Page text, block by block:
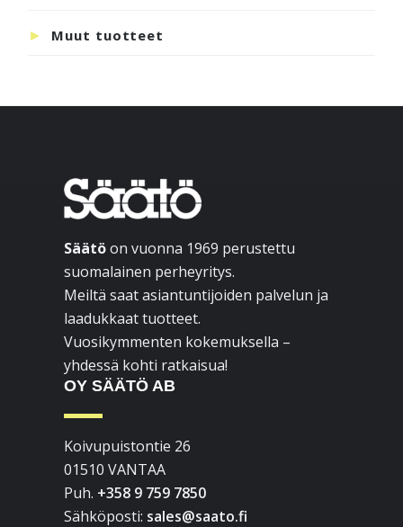
Muut tuotteet
Footer
Säätöon vuonna 1969 perustettu
suomalainen perheyritys.
Meiltä saat asiantuntijoiden palvelun ja
laadukkaat tuotteet.
Vuosikymmenten kokemuksella –
yhdessä kohti ratkaisua!
OY SÄÄTÖ AB
Koivupuistontie 26
01510 VANTAA
Puh. +358 9 759 7850
Sähköposti: sales@saato.fi